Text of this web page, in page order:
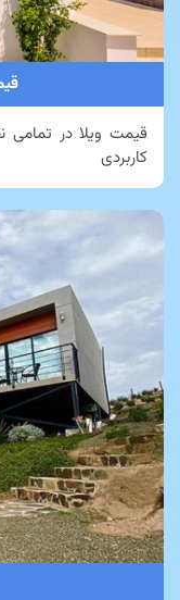
قیمت ویلا در تمامی
کاربردی